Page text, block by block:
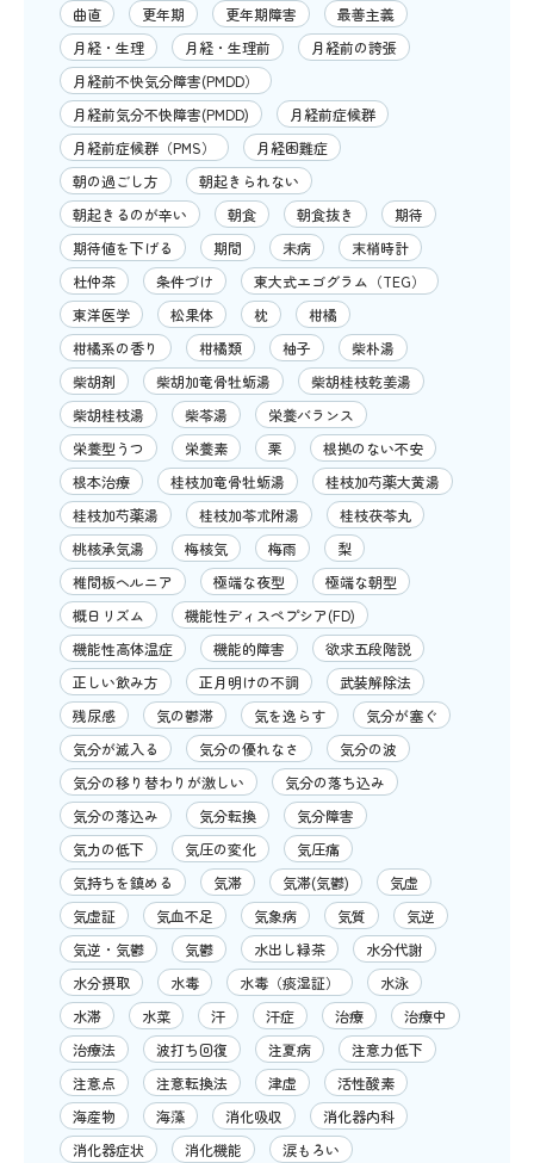
曲直 更年期 更年期障害
最善主義
月経・生理
月経・生理前
月経前の誇張
月経前不快気分障害(PMDD）
月経前気分不快障害(PMDD)
月経前症候群
月経前症候群（PMS）
月経困難症
朝の過ごし方
朝起きられない
朝起きるのが辛い
朝食 朝食抜き
期待
期待値を下げる
期間 未病
末梢時計
杜仲茶
条件づけ
東大式エゴグラム（TEG）
東洋医学
松果体 枕
柑橘
柑橘系の香り
柑橘類 柚子
柴朴湯
柴胡剤
柴胡加竜骨牡蛎湯
柴胡桂枝乾姜湯
柴胡桂枝湯
柴苓湯
栄養バランス
栄養型うつ
栄養素 栗
根拠のない不安
根本治療
桂枝加竜骨牡蛎湯
桂枝加芍薬大黄湯
桂枝加芍薬湯
桂枝加苓朮附湯
桂枝茯苓丸
桃核承気湯
梅核気 梅雨
梨
椎間板ヘルニア
極端な夜型
極端な朝型
概日リズム
機能性ディスペプシア(FD)
機能性高体温症
機能的障害
欲求五段階説
正しい飲み方
正月明けの不調
武装解除法
残尿感
気の鬱滞 気を逸らす
気分が塞ぐ
気分が滅入る
気分の優れなさ
気分の波
気分の移り替わりが激しい
気分の落ち込み
気分の落込み
気分転換
気分障害
気力の低下
気圧の変化
気圧痛
気持ちを鎮める
気滞 気滞(気鬱)
気虚
気虚証
気血不足 気象病 気質
気逆
気逆・気鬱
気鬱 水出し緑茶
水分代謝
水分摂取
水毒 水毒（痰湿証）
水泳
水滞
水菜 汗 汗症 治療
治療中
治療法
波打ち回復 注夏病
注意力低下
注意点
注意転換法 津虚
活性酸素
海産物
海藻 消化吸収
消化器内科
消化器症状
消化機能
涙もろい